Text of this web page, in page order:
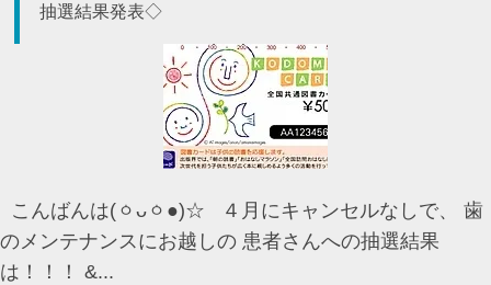
抽選結果発表◇
こんばんは(ㆁᴗㆁ●)☆ ４月にキャンセルなしで、 歯
のメンテナンスにお越しの 患者さんへの抽選結果
は！！！ &...